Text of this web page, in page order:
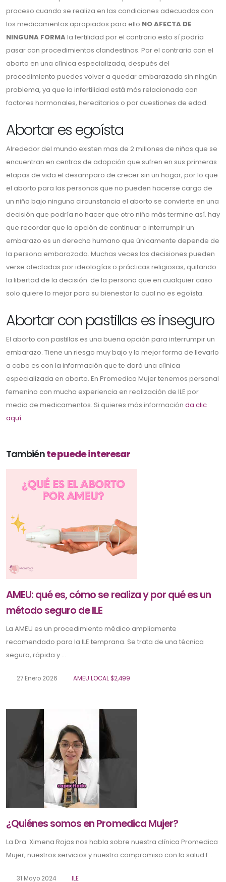
proceso cuando se realiza en las condiciones adecuadas con
los medicamentos apropiados para ello NO AFECTA DE
NINGUNA FORMAla fertilidad por el contrario esto sí podría
pasar con procedimientos clandestinos. Por el contrario con el
aborto en una clínica especializada, después del
procedimiento puedes volver a quedar embarazada sin ningún
problema, ya que la infertilidad está más relacionada con
factores hormonales, hereditarios o por cuestiones de edad.
Abortar es egoísta
Alrededor del mundo existen mas de 2 millones de niños que se
encuentran en centros de adopción que sufren en sus primeras
etapas de vida el desamparo de crecer sin un hogar, por lo que
el aborto para las personas que no pueden hacerse cargo de
un niño bajo ninguna circunstancia el aborto se convierte en una
decisión que podría no hacer que otro niño más termine así. hay
que recordar que la opción de continuar o interrumpir un
embarazo es un derecho humano que únicamente depende de
la persona embarazada. Muchas veces las decisiones pueden
verse afectadas por ideologías o prácticas religiosas, quitando
la libertad de la decisión de la persona que en cualquier caso
solo quiere lo mejor para su bienestar lo cual no es egoísta.
Abortar con pastillas es inseguro
El aborto con pastillas es una buena opción para interrumpir un
embarazo. Tiene un riesgo muy bajo y la mejor forma de llevarlo
a cabo es con la información que te dará una clínica
especializada en aborto. En Promedica Mujer tenemos personal
femenino con mucha experiencia en realización de ILE por
medio de medicamentos. Si quieres más información da clic
aquí.
Tambiénte puede interesar
AMEU: qué es, cómo se realiza y por qué es un
método seguro de ILE
La AMEU es un procedimiento médico ampliamente
recomendado para la ILE temprana. Se trata de una técnica
segura, rápida y ...
27 Enero 2026 AMEU LOCAL $2,499
¿Quiénes somos en Promedica Mujer?
La Dra. Ximena Rojas nos habla sobre nuestra clínica Promedica
Mujer, nuestros servicios y nuestro compromiso con la salud f...
31 Mayo 2024 ILE